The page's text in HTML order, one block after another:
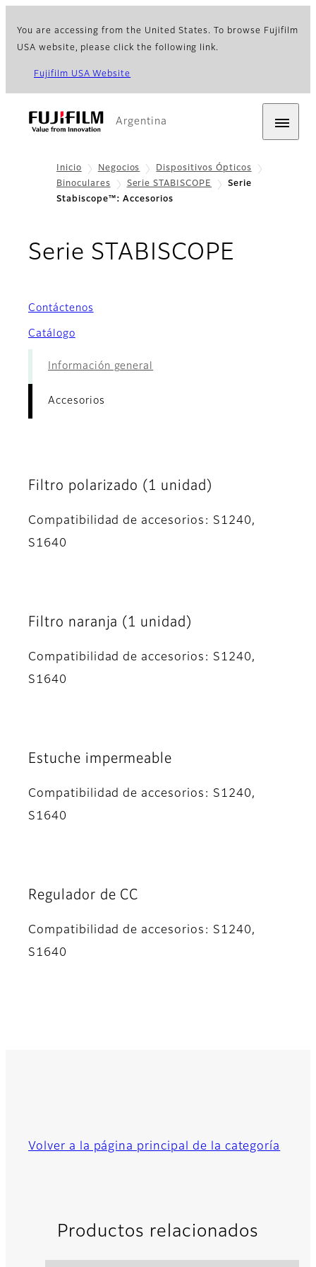
You are accessing from the United States. To browse Fujifilm
USA website, please click the following link.
Fujifilm USA Website
Argentina
Inicio Negocios
Dispositivos Ópticos
Binoculares
Serie STABISCOPE
Serie
Stabiscope™: Accesorios
Serie STABISCOPE
Contáctenos
Catálogo
Información general
Accesorios
Filtro polarizado (1 unidad)
Compatibilidad de accesorios: S1240,
S1640
Filtro naranja (1 unidad)
Compatibilidad de accesorios: S1240,
S1640
Estuche impermeable
Compatibilidad de accesorios: S1240,
S1640
Regulador de CC
Compatibilidad de accesorios: S1240,
S1640
Volver a la página principal de la categoría
Productos relacionados